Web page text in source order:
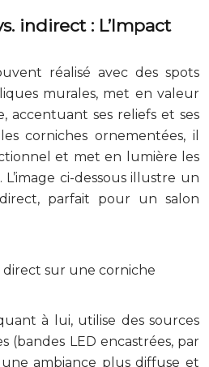
indirect : L’Impact
réalisé avec des spots
murales, met en valeur
accentuant ses reliefs et ses
corniches ornementées, il
et met en lumière les
ci-dessous illustre un
direct, parfait pour un salon
à lui, utilise des sources
(bandes LED encastrées, par
ambiance plus diffuse et